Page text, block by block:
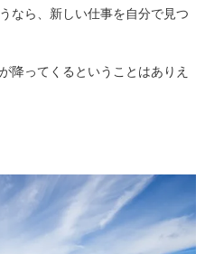
なら、新しい仕事を自分で見つ
降ってくるということはありえ